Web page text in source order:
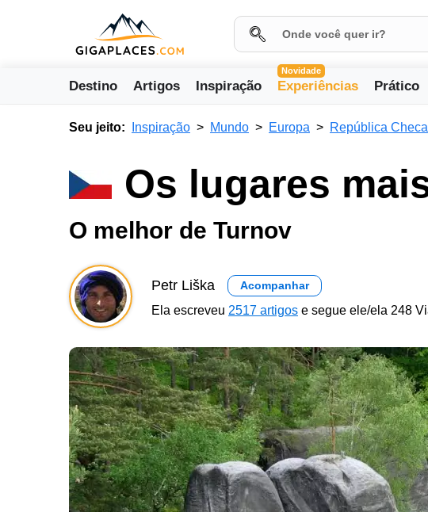
Destino Artigos Inspiração
Novidade
Experiências Prático
Seu jeito: Inspiração Mundo Europa República Checa
Os lugares
O melhor de Turnov
Petr Liška Acompanhar
Ela escreveu 2517 artigos e segue ele/ela 248